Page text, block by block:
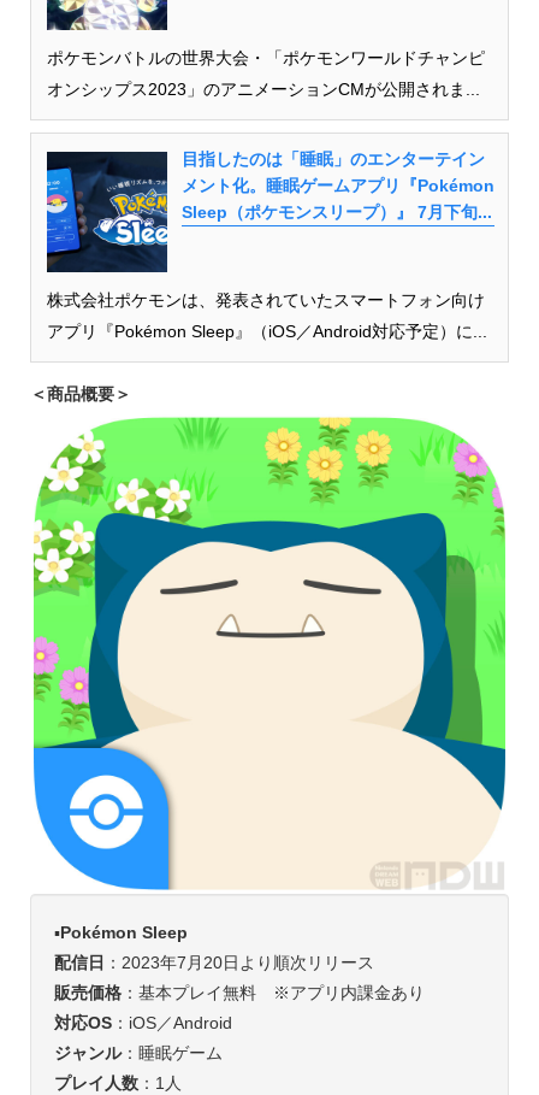
ポケモンバトルの世界大会・「ポケモンワールドチャンピ
オンシップス2023」のアニメーションCMが公開されま...
目指したのは「睡眠」のエンターテイン
メント化。睡眠ゲームアプリ『Pokémon
Sleep（ポケモンスリープ）』 7月下旬...
株式会社ポケモンは、発表されていたスマートフォン向け
アプリ『Pokémon Sleep』（iOS／Android対応予定）に...
＜商品概要＞
▪️Pokémon Sleep
配信日 ：2023年7月20日より順次リリース
販売価格：基本プレイ無料 ※アプリ内課金あり
対応OS：iOS／Android
ジャンル：睡眠ゲーム
プレイ人数：1人